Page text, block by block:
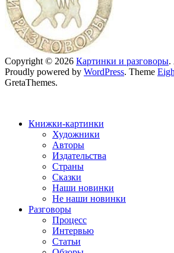
Copyright © 2026 Картинки и разговоры.
Proudly powered by WordPress. Theme
GretaThemes.
Книжки-картинки
Художники
Авторы
Издательства
Страны
Сказки
Наши новинки
Не наши новинки
Разговоры
Процесс
Интервью
Статьи